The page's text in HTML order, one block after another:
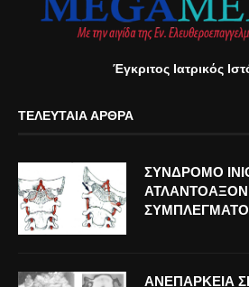
Έγκριτος Ιατρικός
ΤΕΛΕΥΤΑΊΑ ΆΡΘΡΑ
ΣΥΝΔΡΟΜΟ
ΑΝΕΠΑΡΚΕΙΑ